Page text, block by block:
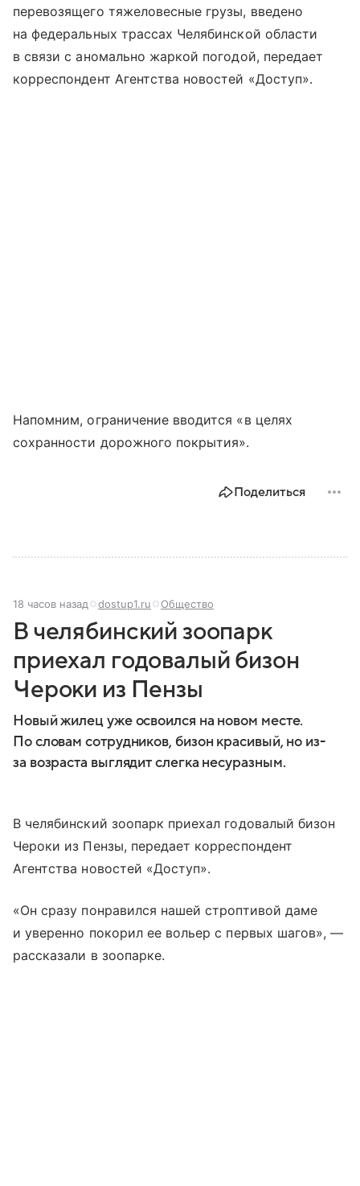
перевозящего тяжеловесные грузы, введено
на федеральных трассах Челябинской области
в связи с аномально жаркой погодой, передает
корреспондент Агентства новостей «Доступ».
Напомним, ограничение вводится «в целях
сохранности дорожного покрытия».
Поделиться
18 часов назад dostup1.ru Общество
В челябинский зоопарк
приехал годовалый бизон
Чероки из Пензы
Новый жилец уже освоился на новом месте.
По словам сотрудников, бизон красивый, но из-
за возраста выглядит слегка несуразным.
В челябинский зоопарк приехал годовалый бизон
Чероки из Пензы, передает корреспондент
Агентства новостей «Доступ».
«Он сразу понравился нашей строптивой даме
и уверенно покорил ее вольер с первых шагов», —
рассказали в зоопарке.